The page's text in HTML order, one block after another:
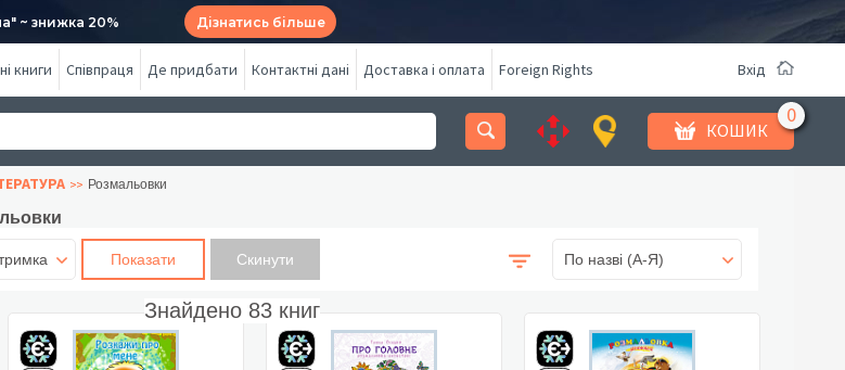
~ знижка 20% Дізнатись більше
книги Співпраця Де придбати Контактні дані Доставка і оплата Foreign Rights Вхід
КОШИК
Розмальовки
Показати
Знайдено 83 книг
По назві (A-Я)